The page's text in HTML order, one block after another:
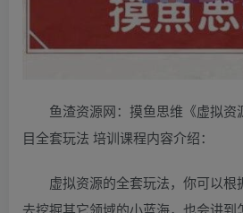
鱼渣资源网：摸鱼思维《虚拟
目全套玩法 培训课程内容介绍：
虚拟资源的全套玩法，你可以根
去挖掘其它领域的小蓝海，也会讲